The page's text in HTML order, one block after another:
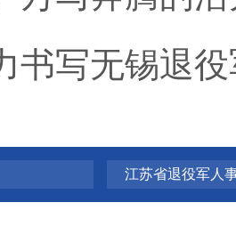
书写无锡退
江苏省退役军人